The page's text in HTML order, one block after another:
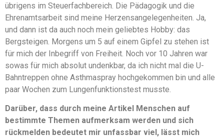
übrigens im Steuerfachbereich. Die Pädagogik und die
Ehrenamtsarbeit sind meine Herzensangelegenheiten. Ja,
und dann ist da auch noch mein geliebtes Hobby: das
Bergsteigen. Morgens um 5 auf einem Gipfel zu stehen ist
für mich der Inbegriff von Freiheit. Noch vor 10 Jahren war
sowas für mich absolut undenkbar, da ich nicht mal die U-
Bahntreppen ohne Asthmaspray hochgekommen bin und alle
paar Wochen zum Lungenfunktionstest musste.
Darüber, dass durch meine Artikel Menschen auf
bestimmte Themen aufmerksam werden und sich
rückmelden bedeutet mir unfassbar viel, lässt mich